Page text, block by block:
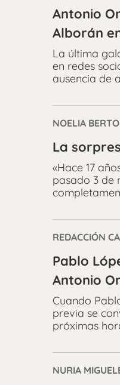
Antonio
Alborán
La última
en redes
ausencia de
NOELIA
La
«Hace 17
pasado 3 de
REDACCIÓN
Pablo
Antonio
Cuando
previa se
próximas
NURIA